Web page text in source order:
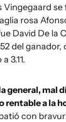
se
rosa
David De la
del ganador,
3.11.
general, mal
rentable a la
con